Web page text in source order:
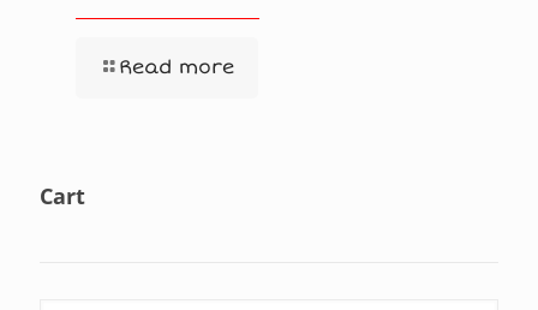
Read more
Cart